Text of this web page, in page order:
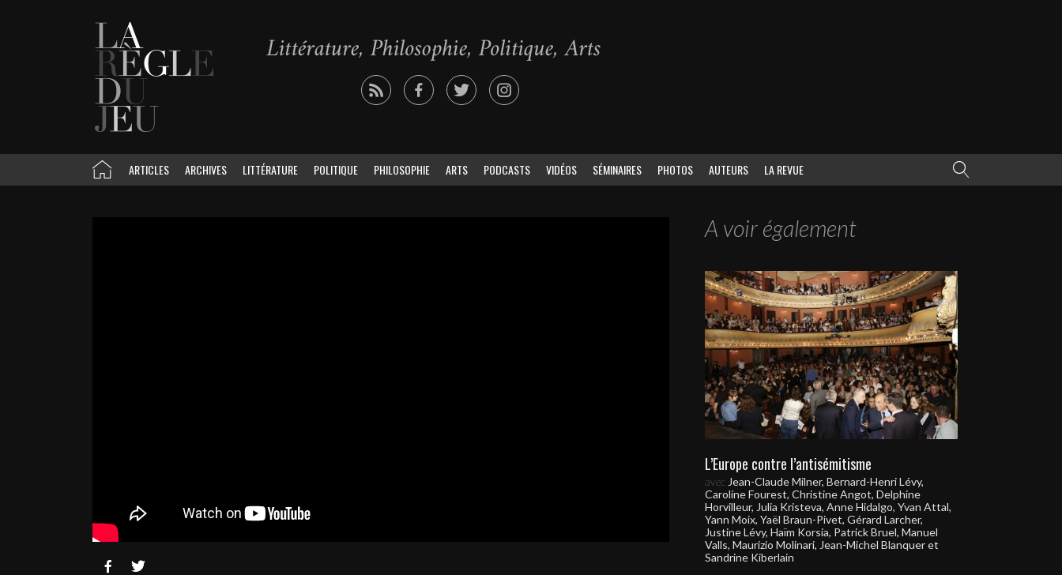
ARTICLES ARCHIVES LITTÉRATURE POLITIQUE PHILOSOPHIE ARTS PODCASTS VIDÉOS SÉMINAIRES PHOTOS AUTEURS LA REVUE
 
A voir également
L’Europe contre l’antisémitisme
avec Jean-Claude Milner, Bernard-Henri Lévy,
Caroline Fourest, Christine Angot, Delphine
Horvilleur, Julia Kristeva, Anne Hidalgo, Yvan Attal,
Yann Moix, Yaël Braun-Pivet, Gérard Larcher,
Justine Lévy, Haïm Korsia, Patrick Bruel, Manuel
Valls, Maurizio Molinari, Jean-Michel Blanquer et
Sandrine Kiberlain